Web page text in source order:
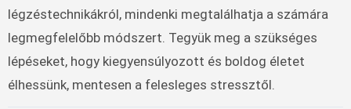
légzéstechnikákról, mindenki megtalálhatja a számára
legmegfelelőbb módszert. Tegyük meg a szükséges
lépéseket, hogy kiegyensúlyozott és boldog életet
élhessünk, mentesen a felesleges stressztől.